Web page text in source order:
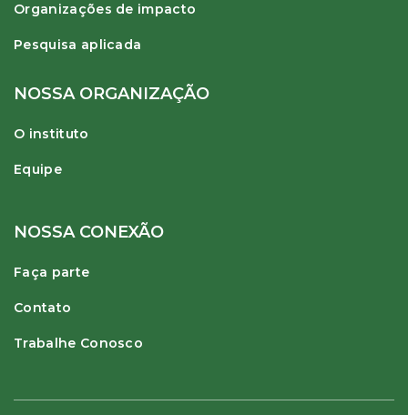
Organizações de impacto
Pesquisa aplicada
NOSSA ORGANIZAÇÃO
O instituto
Equipe
NOSSA CONEXÃO
Faça parte
Contato
Trabalhe Conosco